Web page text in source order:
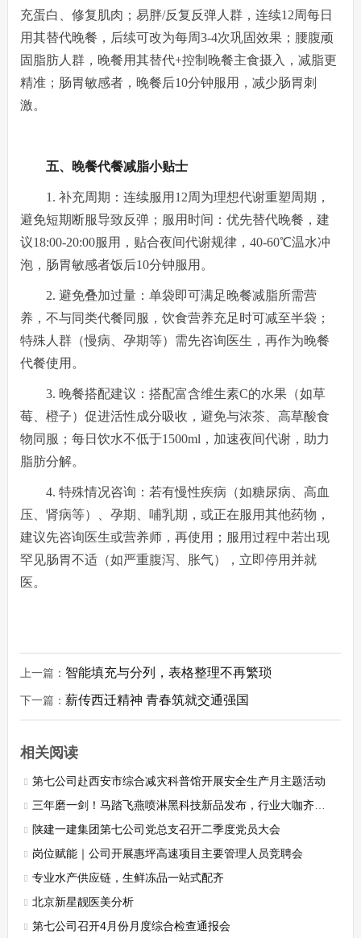
充蛋白、修复肌肉；易胖/反复反弹人群，连续12周每日
用其替代晚餐，后续可改为每周3-4次巩固效果；腰腹顽
固脂肪人群，晚餐用其替代+控制晚餐主食摄入，减脂更
精准；肠胃敏感者，晚餐后10分钟服用，减少肠胃刺
激。
五、晚餐代餐减脂小贴士
1. 补充周期：连续服用12周为理想代谢重塑周期，
避免短期断服导致反弹；服用时间：优先替代晚餐，建
议18:00-20:00服用，贴合夜间代谢规律，40-60℃温水冲
泡，肠胃敏感者饭后10分钟服用。
2. 避免叠加过量：单袋即可满足晚餐减脂所需营
养，不与同类代餐同服，饮食营养充足时可减至半袋；
特殊人群（慢病、孕期等）需先咨询医生，再作为晚餐
代餐使用。
3. 晚餐搭配建议：搭配富含维生素C的水果（如草
莓、橙子）促进活性成分吸收，避免与浓茶、高草酸食
物同服；每日饮水不低于1500ml，加速夜间代谢，助力
脂肪分解。
4. 特殊情况咨询：若有慢性疾病（如糖尿病、高血
压、肾病等）、孕期、哺乳期，或正在服用其他药物，
建议先咨询医生或营养师，再使用；服用过程中若出现
罕见肠胃不适（如严重腹泻、胀气），立即停用并就
医。
上一篇： 智能填充与分列，表格整理不再繁琐
下一篇： 薪传西迁精神 青春筑就交通强国
相关阅读
第七公司赴西安市综合减灾科普馆开展安全生产月主题活动
三年磨一剑！马踏飞燕喷淋黑科技新品发布，行业大咖齐点赞，专利加持重塑餐饮无烟新标杆
陕建一建集团第七公司党总支召开二季度党员大会
岗位赋能｜公司开展惠坪高速项目主要管理人员竞聘会
专业水产供应链，生鲜冻品一站式配齐
北京新星靓医美分析
第七公司召开4月份月度综合检查通报会